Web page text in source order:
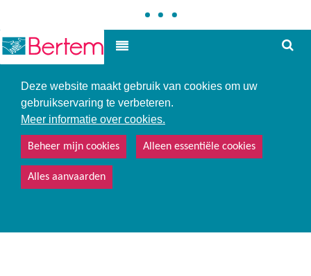
Deze website maakt gebruik van cookies om uw
gebruikservaring te verbeteren.
Meer informatie over cookies.
Beheer mijn cookies Alleen essentiële cookies
Alles aanvaarden